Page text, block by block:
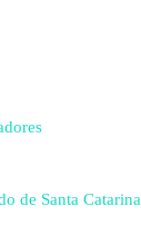
de Santa Catarina